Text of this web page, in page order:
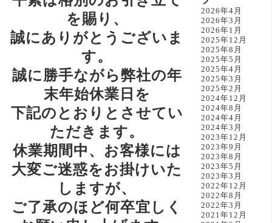
2026年4月
2026年3月
2026年1月
2025年12月
2025年8月
2025年5月
2025年4月
2025年3月
2025年2月
2024年12月
2024年8月
2024年4月
2024年3月
2023年12月
2023年9月
2023年8月
2023年5月
2023年3月
2022年12月
2022年8月
2022年3月
2021年12月
を賜り、
誠にありがとうございま
す。
誠に勝手ながら弊社の年
末年始休業日を
下記のとおりとさせてい
ただきます。
休業期間中、お客様には
大変ご迷惑をお掛けいた
しますが、
ご了承のほど何卒宜しく